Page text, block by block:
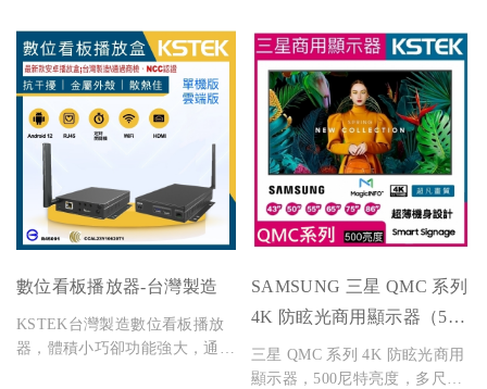
SMARTVIEW+功能，支援全台
租賃與販售，提供專業安裝服
務。
數位看板播放器-台灣製造
KSTEK台灣製造數位看板播放
器，體積小巧卻功能強大，通過
SAMSUNG 三星 QMC 系列
4K 防眩光商用顯示器（500
亮度）
三星 QMC 系列 4K 防眩光商用
顯示器，500尼特亮度，多尺寸